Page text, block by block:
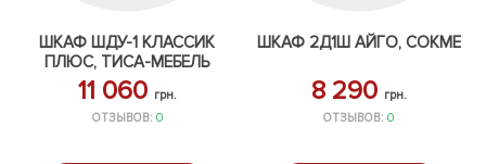
ШКАФ ШДУ-1 КЛАССИК
ПЛЮС, ТИСА-МЕБЕЛЬ
11 060 грн.
ОТЗЫВОВ: 0
ШКАФ 2Д1Ш АЙГО, СОКМЕ
8 290 грн.
ОТЗЫВОВ:0